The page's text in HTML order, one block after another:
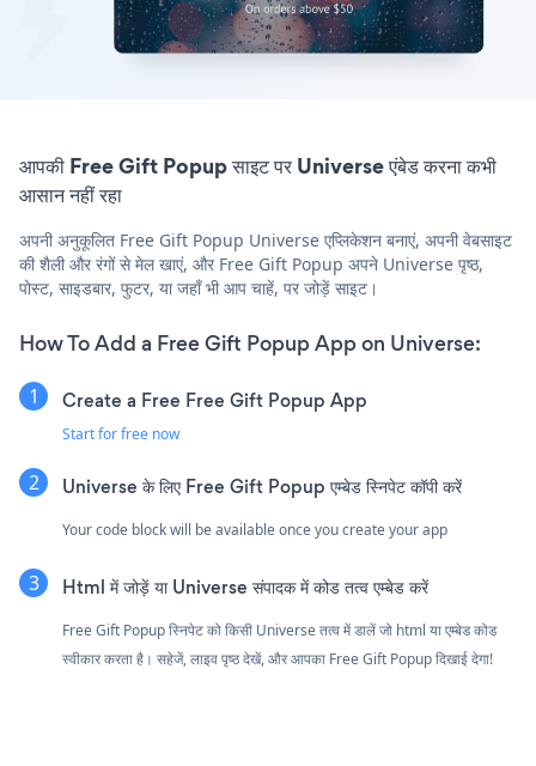
आपकी Free Gift Popup साइट पर Universe एंबेड करना कभी
आसान नहीं रहा
अपनी अनुकूलित Free Gift Popup Universe एप्लिकेशन बनाएं, अपनी वेबसाइट
की शैली और रंगों से मेल खाएं, और Free Gift Popup अपने Universe पृष्ठ,
पोस्ट, साइडबार, फुटर, या जहाँ भी आप चाहें, पर जोड़ें साइट।
How To Add a Free Gift Popup App on Universe:
Create a Free Free Gift Popup App
Start for free now
Universe के लिए Free Gift Popup एम्बेड स्निपेट कॉपी करें
Your code block will be available once you create your app
Html में जोड़ें या Universe संपादक में कोड तत्व एम्बेड करें
Free Gift Popup स्निपेट को किसी Universe तत्व में डालें जो html या एम्बेड कोड
स्वीकार करता है। सहेजें, लाइव पृष्ठ देखें, और आपका Free Gift Popup दिखाई देगा!